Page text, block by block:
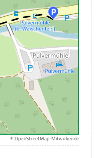
© OpenStreetMap-Mitwirkende